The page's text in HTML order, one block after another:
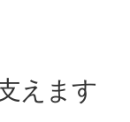
えます